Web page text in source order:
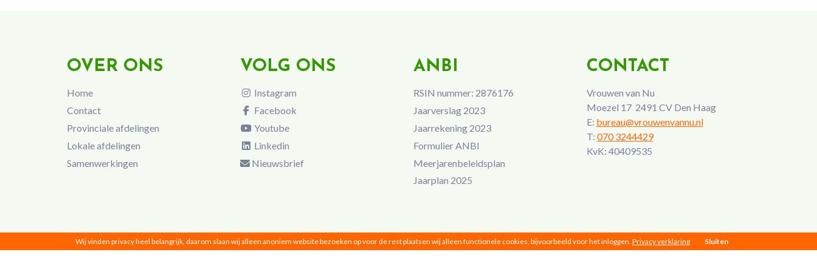
OVER ONS
Home
Contact
Provinciale afdelingen
Lokale afdelingen
Samenwerkingen
VOLG ONS
Instagram
Facebook
Youtube
Linkedin
Nieuwsbrief
ANBI
RSIN nummer: 2876176
Jaarverslag 2023
Jaarrekening 2023
Formulier ANBI
Meerjarenbeleidsplan
Jaarplan 2025
CONTACT
Vrouwen van Nu
Moezel 17 2491 CV Den Haag
E: bureau@vrouwenvannu.nl
T: 070 3244429
KvK: 40409535
Wij vinden privacy heel belangrijk, daarom slaan wij alleen anoniem website bezoeken op voor de rest plaatsen wij alleen functionele cookies, bijvoorbeeld voor het inloggen. Privacy verklaring Sluiten